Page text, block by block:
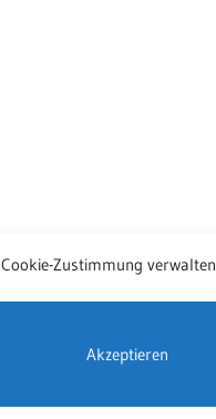
Cookie-Zustimmung verwalten
Akzeptieren